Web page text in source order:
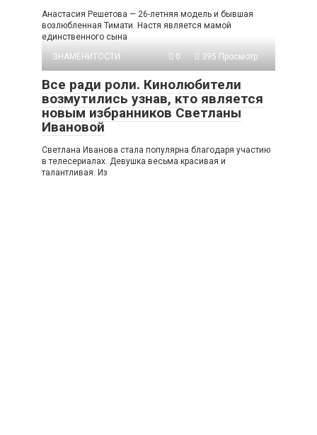
Анастасия Решетова — 26-летняя модель и бывшая
возлюбленная Тимати. Настя является мамой
единственного сына
ЗНАМЕНИТОСТИ
0 395 Просмотр
Все ради роли. Кинолюбители
возмутились узнав, кто является
новым избранников Светланы
Ивановой
Светлана Иванова стала популярна благодаря участию
в телесериалах. Девушка весьма красивая и
талантливая. Из